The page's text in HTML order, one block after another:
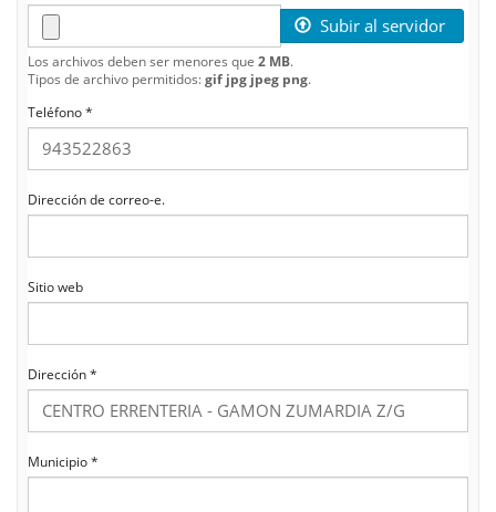
Subir al servidor
Los archivos deben ser menores que 2 MB.
Tipos de archivo permitidos:gif jpg jpeg png.
Teléfono*
Dirección de correo-e.
Sitio web
Dirección*
Municipio*